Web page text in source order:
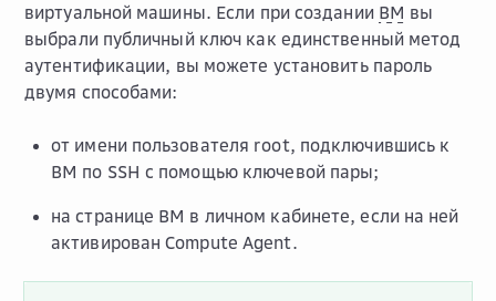
виртуальной машины. Если при создании ВМ вы
выбрали публичный ключ как единственный метод
аутентификации, вы можете установить пароль
двумя способами:
от имени пользователя root, подключившись к
ВМ по SSH с помощью ключевой пары;
на странице ВМ в личном кабинете, если на ней
активирован Compute Agent.